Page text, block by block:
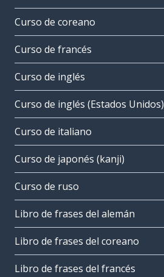
Curso de coreano
Curso de francés
Curso de inglés
Curso de inglés (Estados Unidos)
Curso de italiano
Curso de japonés (kanji)
Curso de ruso
Libro de frases del alemán
Libro de frases del coreano
Libro de frases del francés